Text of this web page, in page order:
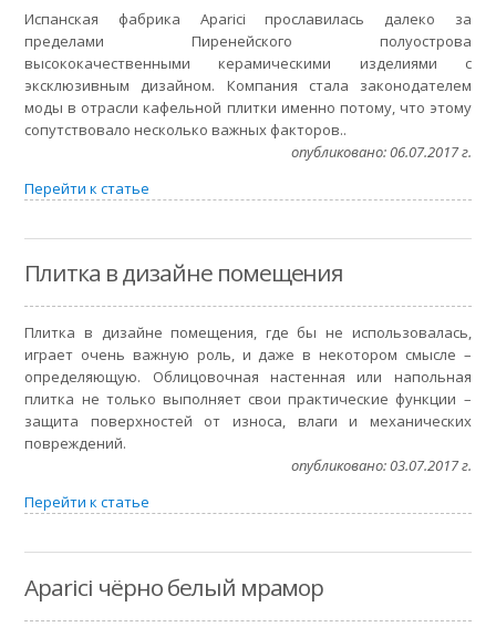
Испанская фабрика Aparici прославилась далеко за
пределами Пиренейского полуострова
высококачественными керамическими изделиями с
эксклюзивным дизайном. Компания стала законодателем
моды в отрасли кафельной плитки именно потому, что этому
сопутствовало несколько важных факторов..
опубликовано: 06.07.2017 г.
Перейти к статье
Плитка в дизайне помещения
Плитка в дизайне помещения, где бы не использовалась,
играет очень важную роль, и даже в некотором смысле –
определяющую. Облицовочная настенная или напольная
плитка не только выполняет свои практические функции –
защита поверхностей от износа, влаги и механических
повреждений.
опубликовано: 03.07.2017 г.
Перейти к статье
Aparici чёрно белый мрамор